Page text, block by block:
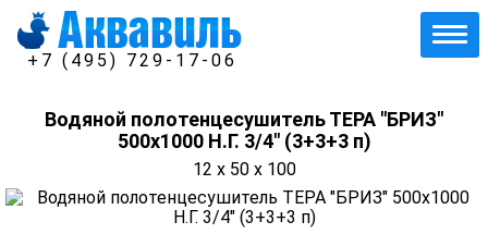
+7 (495) 729-17-06
Водяной полотенцесушитель ТЕРА "БРИЗ"
500х1000 Н.Г. 3/4" (3+3+3 п)
12 x 50 x 100